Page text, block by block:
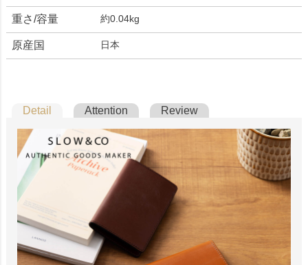
重さ/容量 約0.04kg
原産国 日本
Detail Attention Review